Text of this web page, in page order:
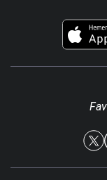
Foto Haber
Künye
Reklam Ver